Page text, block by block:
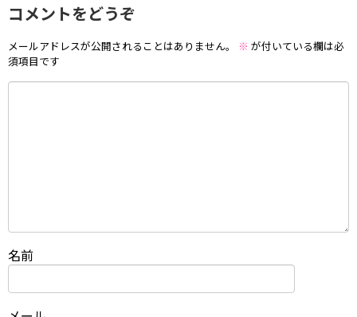
コメントをどうぞ
メールアドレスが公開されることはありません。 ※ が付いている欄は必
須項目です
名前